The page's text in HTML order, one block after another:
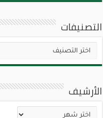
التصنيفات
التصنيفات
الأرشيف
الأرشيف